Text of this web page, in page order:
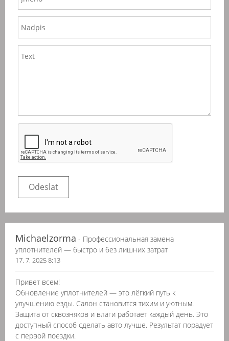
Michaelzorma - Профессиональная замена
уплотнителей — быстро и без лишних затрат
17. 7. 2025 8:13
Привет всем!
Обновление уплотнителей — это лёгкий путь к
улучшению езды. Салон становится тихим и уютным.
Защита от сквозняков и влаги работает каждый день. Это
доступный способ сделать авто лучше. Результат порадует
с первой поездки.